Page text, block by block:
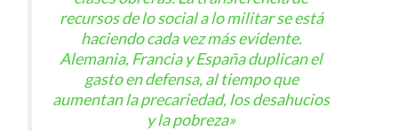
recursos de lo social a lo militar se está
haciendo cada vez más evidente.
Alemania, Francia y España duplican el
gasto en defensa, al tiempo que
aumentan la precariedad, los desahucios
y la pobreza»